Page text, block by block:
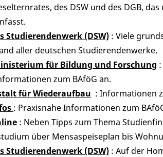
des DSW und des DGB,
Studierendenwerk (DSW) : Viele
aller deutschen Studierendenwerke.
für Bildung und Forschung
zum BAföG an.
für Wiederaufbau : Informationen
: Praxisnahe Informationen zum
: Neben Tipps zum Thema
über Mensaspeiseplan bis
Studierendenwerk (DSW) : Auf der